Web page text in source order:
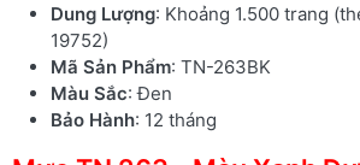
Dung Lượng: Khoảng 1.500 trang
19752)
Mã Sản Phẩm: TN-263BK
Màu Sắc: Đen
Bảo Hành: 12 tháng